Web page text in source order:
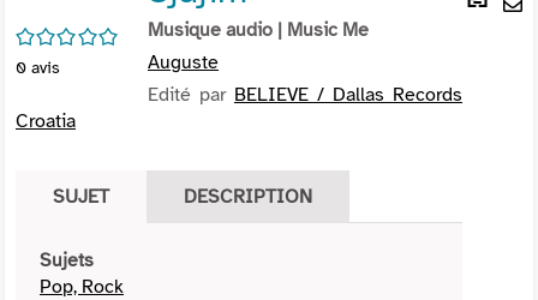
/5
0 avis
Musique audio | Music Me
Auguste
Edité par BELIEVE / Dallas Records
Croatia
SUJET DESCRIPTION
Sujets
Pop, Rock